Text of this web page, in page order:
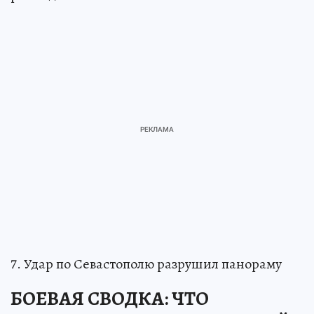
7. Удар по Севаcтополю разрушил панораму
БОЕВАЯ СВОДКА: ЧТО